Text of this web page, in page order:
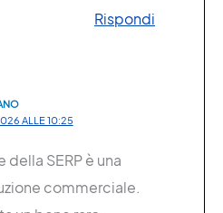
Rispondi
ALLE 10:25
della SERP è una
commerciale.